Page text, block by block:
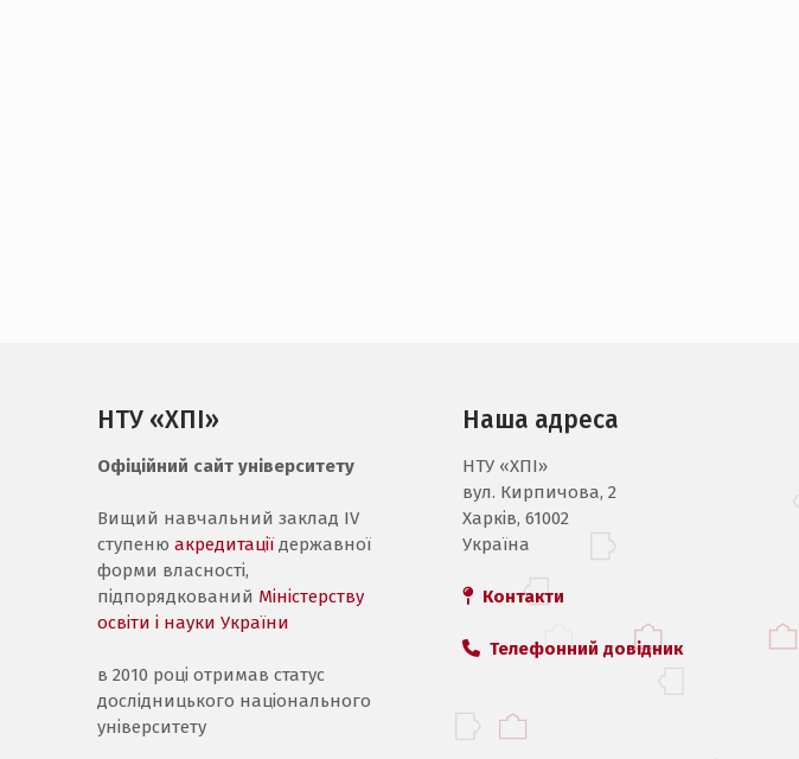
НТУ «ХПІ»
Офіційний сайт університету
Вищий навчальний заклад IV
ступеню акредитації державної
форми власності,
підпорядкований Міністерству
освіти і науки України
в 2010 році отримав статус
дослідницького національного
університету
Наша адреса
НТУ «ХПI»
вул. Кирпичова, 2
Харків, 61002
Україна
Контакти
Телефонний довідник